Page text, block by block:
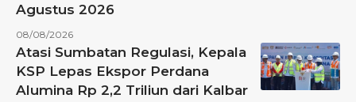
Agustus 2026
08/08/2026
Atasi Sumbatan Regulasi, Kepala
KSP Lepas Ekspor Perdana
Alumina Rp 2,2 Triliun dari Kalbar